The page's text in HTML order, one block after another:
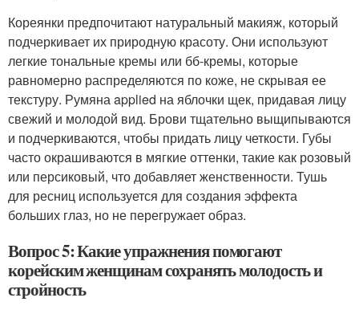
Кореянки предпочитают натуральный макияж, который
подчеркивает их природную красоту. Они используют
легкие тональные кремы или бб-кремы, которые
равномерно распределяются по коже, не скрывая ее
текстуру. Румяна applied на яблочки щек, придавая лицу
свежий и молодой вид. Брови тщательно выщипываются
и подчеркиваются, чтобы придать лицу четкости. Губы
часто окрашиваются в мягкие оттенки, такие как розовый
или персиковый, что добавляет женственности. Тушь
для ресниц используется для создания эффекта
больших глаз, но не перегружает образ.
Вопрос 5: Какие упражнения помогают
корейским женщинам сохранять молодость и
стройность